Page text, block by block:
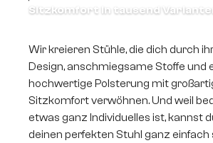
Sitzkomfort in tausend
Wir kreieren Stühle, die dich durch
Design, anschmiegsame Stoffe und
hochwertige Polsterung mit
Sitzkomfort verwöhnen. Und weil
etwas ganz Individuelles ist, kannst
deinen perfekten Stuhl ganz einfach